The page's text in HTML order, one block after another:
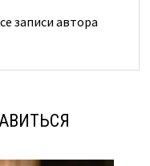
записи автора